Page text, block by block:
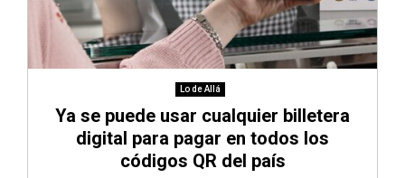
Lo de Allá
Ya se puede usar cualquier billetera
digital para pagar en todos los
códigos QR del país